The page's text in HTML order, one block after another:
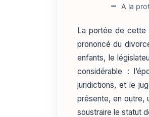
A la
La portée de cette
prononcé du
enfants, le
considérable :
juridictions, et le
présente, en outre,
soustraire le statut